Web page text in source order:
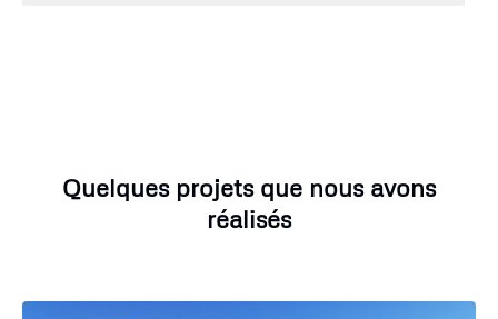
Quelques projets que nous avons
réalisés